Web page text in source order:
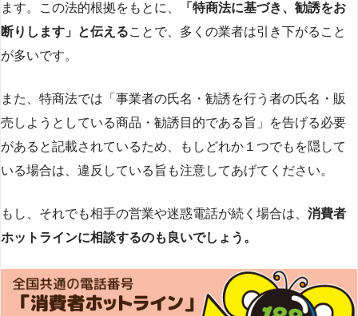
ます。この法的根拠をもとに、
「特商法に基づき、勧誘をお
断りします」と伝えることで、多くの業者は引き下がること
が多いです​​。
また、特商法では「事業者の氏名・勧誘を行う者の氏名・販
売しようとしている商品・勧誘目的である旨」を告げる必要
があると記載されているため、もしどれか１つでもを隠して
いる場合は、違反している旨も注意してあげてください。
もし、それでも相手の営業や迷惑電話が続く場合は、 消費者
ホットラインに相談するのも良いでしょう。